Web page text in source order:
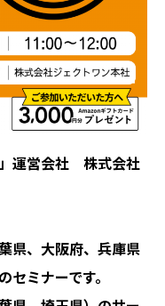
」運営会社 株式会社
県、大阪府、兵庫県
ミナーです。